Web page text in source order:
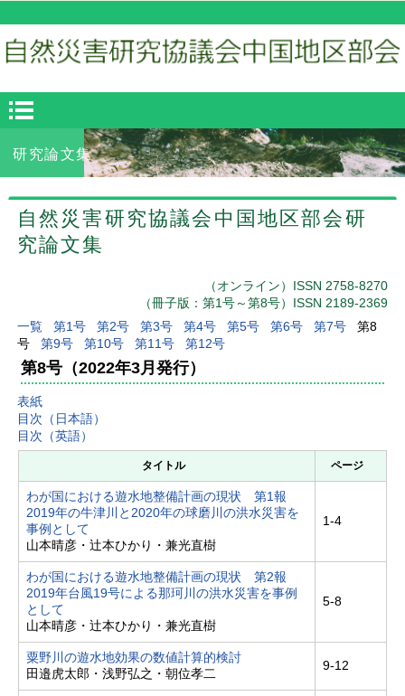
研究論文集
自然災害研究協議会中国地区部会研
究論文集
（オンライン）ISSN 2758-8270
（冊子版：第1号～第8号）ISSN 2189-2369
一覧
第1号 第2号 第3号 第4号 第5号 第6号 第7号第8
号 第9号 第10号 第11号 第12号
第8号（2022年3月発行）
表紙
目次（日本語）
目次（英語）
タイトル ページ
わが国における遊水地整備計画の現状 第1報
2019年の牛津川と2020年の球磨川の洪水災害を
事例として
山本晴彦・辻本ひかり・兼光直樹
1-4
わが国における遊水地整備計画の現状 第2報
2019年台風19号による那珂川の洪水災害を事例
として
山本晴彦・辻本ひかり・兼光直樹
5-8
粟野川の遊水地効果の数値計算的検討
田邉虎太郎・浅野弘之・朝位孝二
9-12